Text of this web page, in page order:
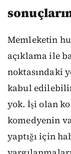
Memleketin
açıklama ile
noktasındaki
kabul
yok. İşi olan
komedyenin
yaptığı için